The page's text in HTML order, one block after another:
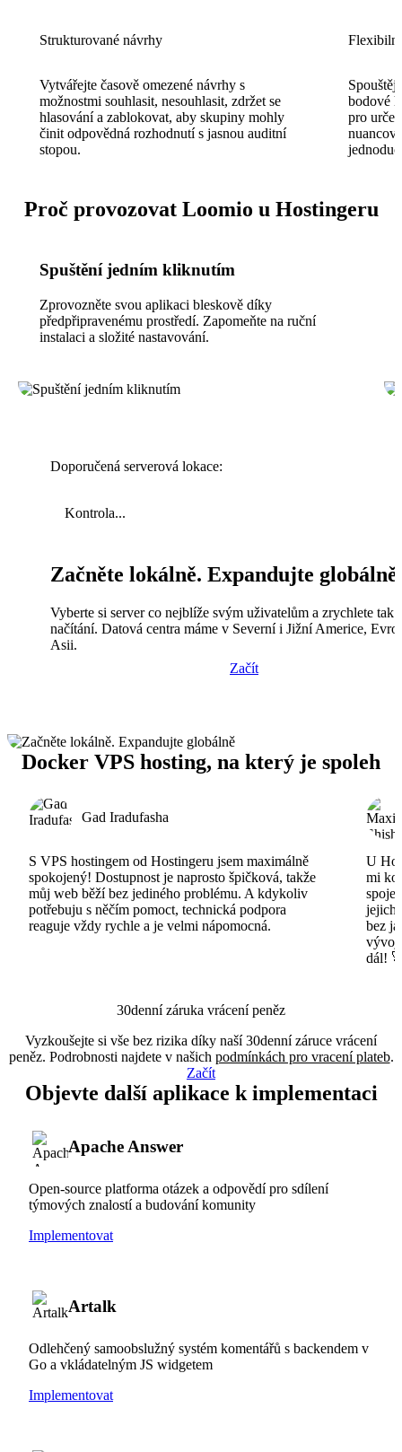
Strukturované návrhy
Vytvářejte časově omezené návrhy s
možnostmi souhlasit, nesouhlasit, zdržet se
hlasování a zablokovat, aby skupiny mohly
činit odpovědná rozhodnutí s jasnou auditní
stopou.
bodové
pro
Proč provozovat Loomio u Hostingeru
Spuštění jedním kliknutím
Zprovozněte svou aplikaci bleskově díky
předpřipravenému prostředí. Zapomeňte na ruční
instalaci a složité nastavování.
Doporučená serverová lokace:
Kontrola...
Začněte lokálně. Expandujte globálně
Vyberte si server co nejblíže svým uživatelům a zrychlete tak
načítání. Datová centra máme v Severní i Jižní Americe,
Asii.
Začít
Docker VPS hosting, na který je spoleh
Gad Iradufasha
S VPS hostingem od Hostingeru jsem maximálně
spokojený! Dostupnost je naprosto špičková, takže
můj web běží bez jediného problému. A kdykoliv
potřebuju s něčím pomoct, technická podpora
reaguje vždy rychle a je velmi nápomocná.
U
mi
jejich
bez
dál!
30denní záruka vrácení peněz
Vyzkoušejte si vše bez rizika díky naší 30denní záruce vrácení
peněz. Podrobnosti najdete v našich podmínkách pro vracení plateb.
Začít
Objevte další aplikace k implementaci
Apache Answer
Open-source platforma otázek a odpovědí pro sdílení
týmových znalostí a budování komunity
Implementovat
Artalk
Odlehčený samoobslužný systém komentářů s backendem v
Go a vkládatelným JS widgetem
Implementovat